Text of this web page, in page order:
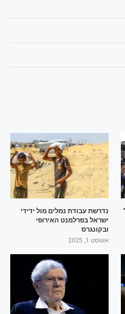
נדרשת עבודת נמלים מול ידידי
ישראל בפרלמנט האירופי
ובקונגרס
אוגוסט 1, 2025